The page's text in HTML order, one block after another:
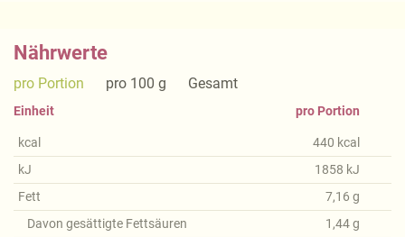
Nährwerte
pro Portion pro 100 g Gesamt
Einheit
kcal
kJ
Fett
Davon gesättigte Fettsäuren
pro Portion
440 kcal
1858 kJ
7,16 g
1,44g